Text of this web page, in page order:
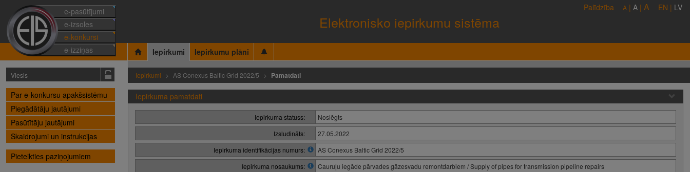
e-pasūtījumi
e-izsoles
e-konkursi
e-izziņas
Elektronisko iepirkumu sistēma
Palīdzība A | A | A EN | LV
Iepirkumi Iepirkumu plāni
Viesis
Par e-konkursu apakšsistēmu
Piegādātāju jautājumi
Pasūtītāju jautājumi
Skaidrojumi un instrukcijas
Pieteikties paziņojumiem
Iepirkumi AS Conexus Baltic Grid 2022/5 Pamatdati
Iepirkuma pamatdati
Iepirkuma statuss:
Noslēgts
Izsludināts:
27.05.2022
Iepirkuma identifikācijas numurs:
AS Conexus Baltic Grid 2022/5
Iepirkuma nosaukums:
Cauruļu iegāde pārvades gāzesvadu remontdarbiem / Supply of pipes for transmission pipeline repairs